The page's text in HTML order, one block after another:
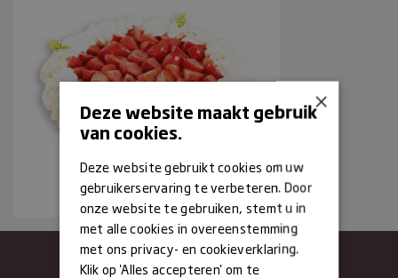
×
Deze website maakt gebruik
van cookies.
Deze website gebruikt cookies om uw
gebruikerservaring te verbeteren. Door
onze website te gebruiken, stemt u in
met alle cookies in overeenstemming
met ons privacy- en cookieverklaring.
Klik op 'Alles accepteren' om te